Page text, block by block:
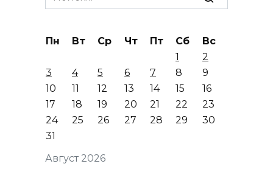
for:
Август 2026
Пн Вт Ср Чт Пт Сб
Вс
1
2
3
4 5 6 7 8
9
10
11 12 13 14 15
16
17
18 19 20 21 22
23
24
25 26 27 28 29
30
31